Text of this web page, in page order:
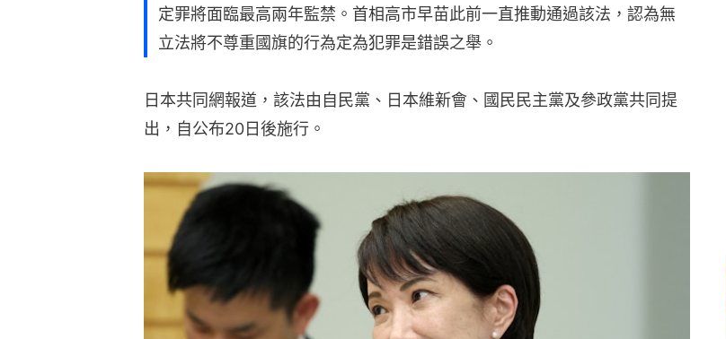
定罪將面臨最高兩年監禁。首相高市早苗此前一直推動通過該法，認為無
立法將不尊重國旗的行為定為犯罪是錯誤之舉。
日本共同網報道，該法由自民黨、日本維新會、國民民主黨及參政黨共同提
出，自公布20日後施行。